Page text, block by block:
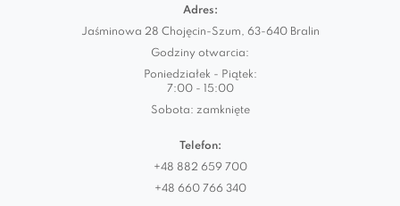
Adres:
Jaśminowa 28 Chojęcin-Szum, 63-640 Bralin
Godziny otwarcia:
Poniedziałek - Piątek:
7:00 - 15:00
Sobota: zamknięte
Telefon:
+48 882 659 700
+48 660 766 340